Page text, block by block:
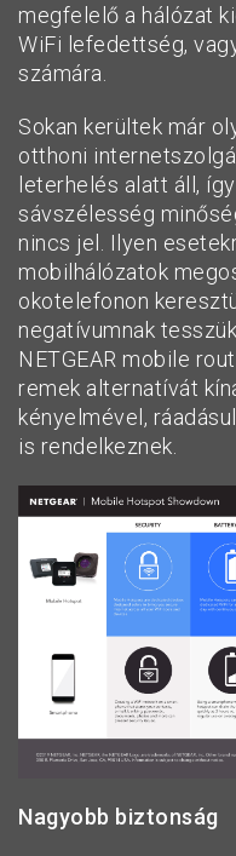
megfelelő a hálózat
WiFi lefedettség,
számára.
Sokan kerültek már
otthoni
leterhelés alatt áll,
sávszélesség
nincs jel. Ilyen
mobilhálózatok
okotelefonon
negatívumnak
NETGEAR mobile
remek alternatívát
kényelmével,
is rendelkeznek.
Nagyobb biztonság